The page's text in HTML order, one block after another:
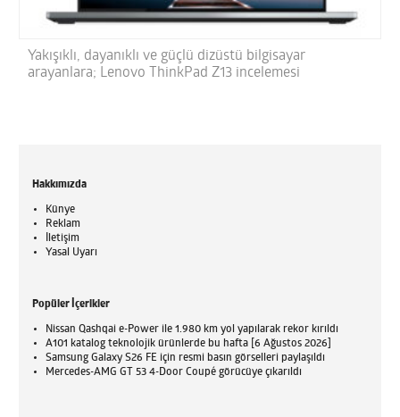
Yakışıklı, dayanıklı ve güçlü dizüstü bilgisayar
arayanlara; Lenovo ThinkPad Z13 incelemesi
Hakkımızda
Künye
Reklam
İletişim
Yasal Uyarı
Popüler İçerikler
Nissan Qashqai e-Power ile 1.980 km yol yapılarak rekor kırıldı
A101 katalog teknolojik ürünlerde bu hafta [6 Ağustos 2026]
Samsung Galaxy S26 FE için resmi basın görselleri paylaşıldı
Mercedes-AMG GT 53 4-Door Coupé görücüye çıkarıldı